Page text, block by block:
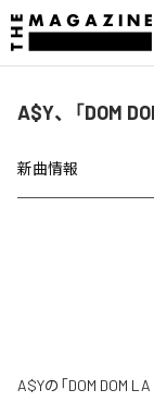
A$Y、「DOM
新曲情報
A$Yの「DOM DOM